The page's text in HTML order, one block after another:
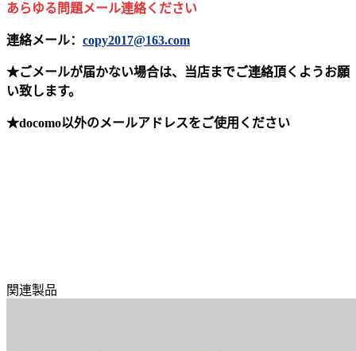
あらゆる問題メール連絡ください
連絡メール： copy2017@163.com
★ごメールが届かない場合は、当店までご連絡頂くようお願
い致します。
★docomo以外のメールアドレスをご使用ください
関連製品